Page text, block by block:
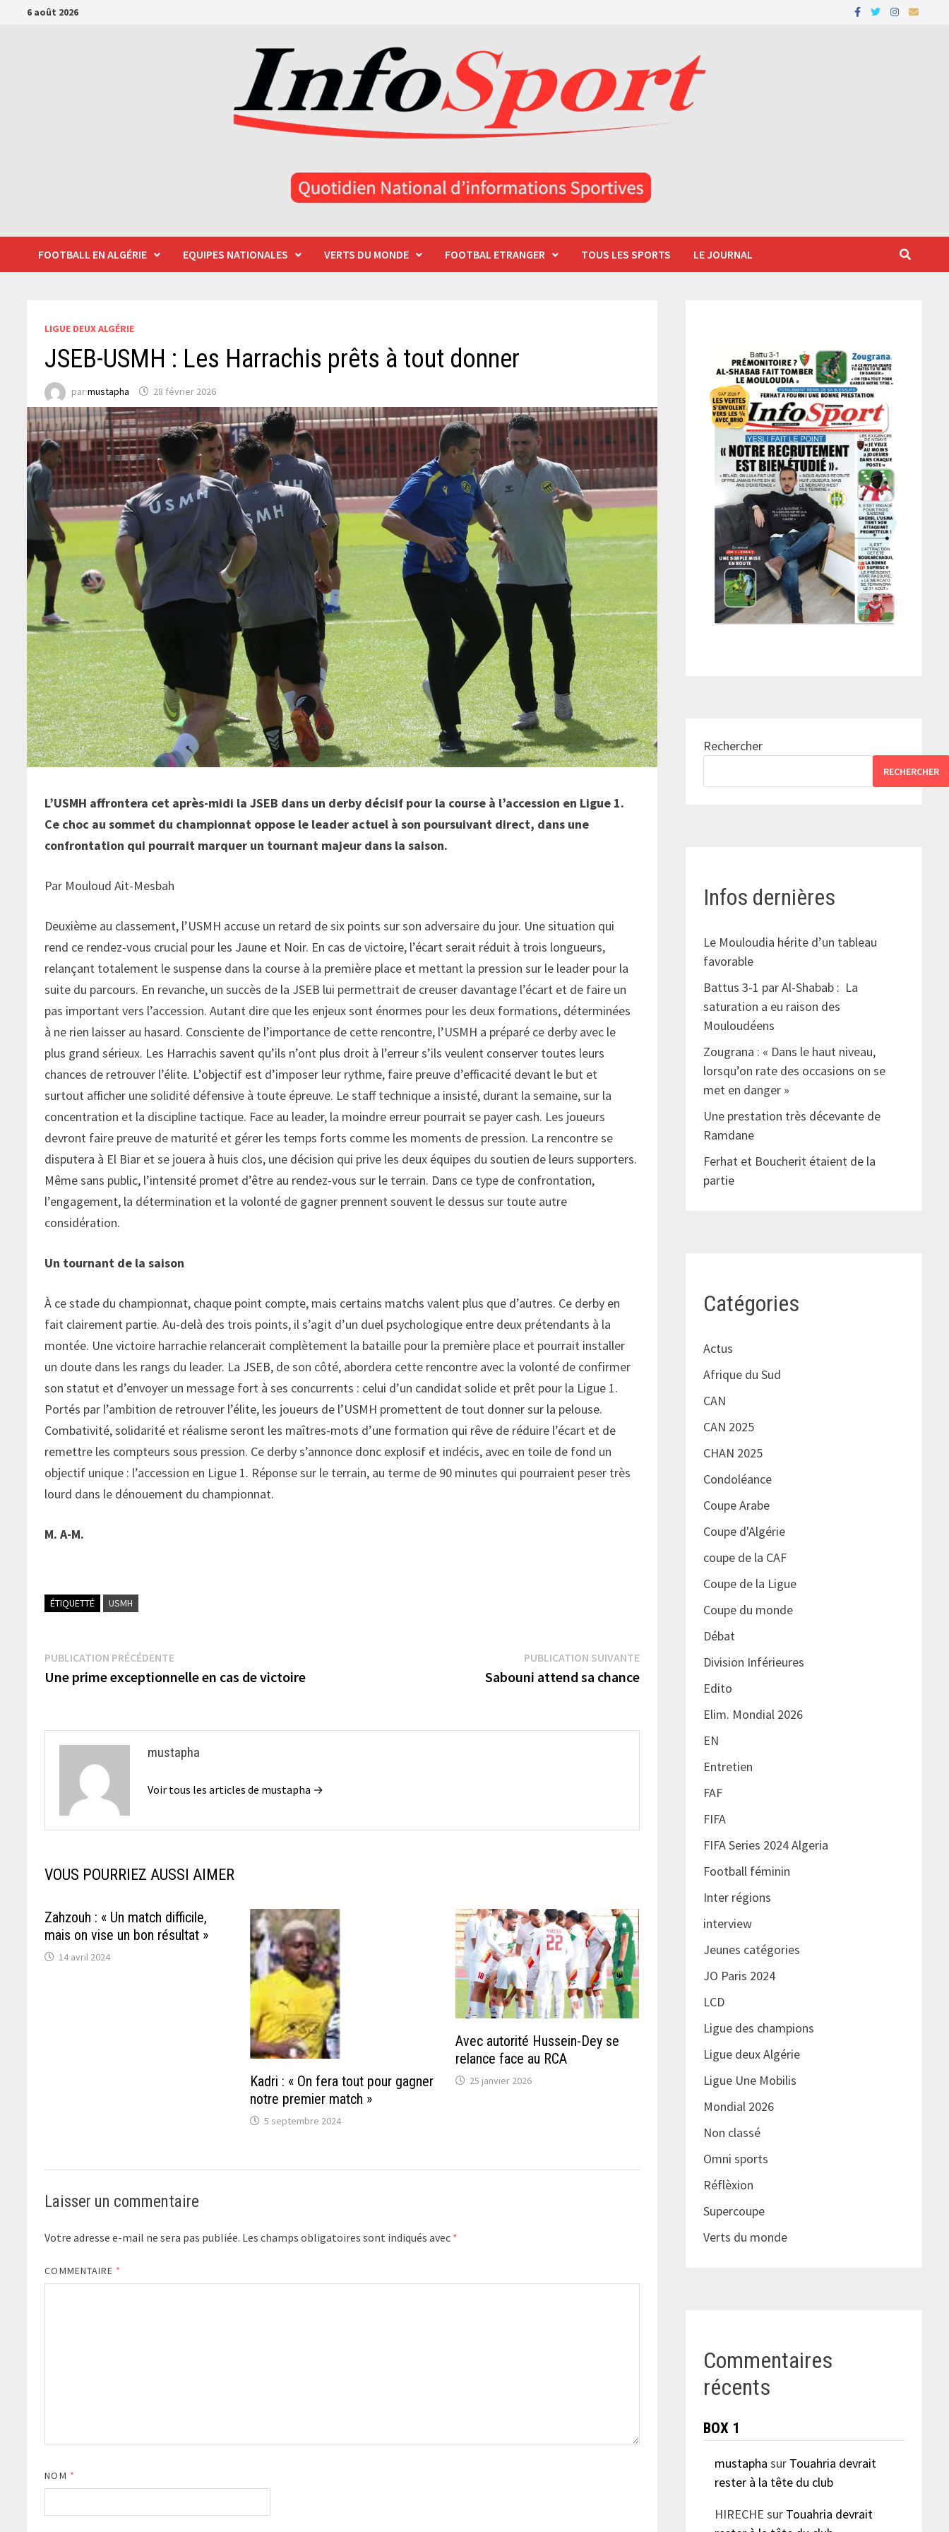
Passer6 août 2026
FOOTBALL EN ALGÉRIE EQUIPES NATIONALES VERTS DU MONDE FOOTBAL ETRANGER TOUS LES SPORTS LE JOURNAL
LIGUE DEUX ALGÉRIE
JSEB-USMH : Les Harrachis prêts à tout donner
parmustapha 28 février 2026
L’USMH affrontera cet après-midi la JSEB dans un derby décisif pour la course à l’accession en Ligue 1.
Ce choc au sommet du championnat oppose le leader actuel à son poursuivant direct, dans une
confrontation qui pourrait marquer un tournant majeur dans la saison.
Par Mouloud Ait-Mesbah
Deuxième au classement, l’USMH accuse un retard de six points sur son adversaire du jour. Une situation qui
rend ce rendez-vous crucial pour les Jaune et Noir. En cas de victoire, l’écart serait réduit à trois longueurs,
relançant totalement le suspense dans la course à la première place et mettant la pression sur le leader pour la
suite du parcours. En revanche, un succès de la JSEB lui permettrait de creuser davantage l’écart et de faire un
pas important vers l’accession. Autant dire que les enjeux sont énormes pour les deux formations, déterminées
à ne rien laisser au hasard. Consciente de l’importance de cette rencontre, l’USMH a préparé ce derby avec le
plus grand sérieux. Les Harrachis savent qu’ils n’ont plus droit à l’erreur s’ils veulent conserver toutes leurs
chances de retrouver l’élite. L’objectif est d’imposer leur rythme, faire preuve d’efficacité devant le but et
surtout afficher une solidité défensive à toute épreuve. Le staff technique a insisté, durant la semaine, sur la
concentration et la discipline tactique. Face au leader, la moindre erreur pourrait se payer cash. Les joueurs
devront faire preuve de maturité et gérer les temps forts comme les moments de pression. La rencontre se
disputera à El Biar et se jouera à huis clos, une décision qui prive les deux équipes du soutien de leurs supporters.
Même sans public, l’intensité promet d’être au rendez-vous sur le terrain. Dans ce type de confrontation,
l’engagement, la détermination et la volonté de gagner prennent souvent le dessus sur toute autre
considération.
Un tournant de la saison
À ce stade du championnat, chaque point compte, mais certains matchs valent plus que d’autres. Ce derby en
fait clairement partie. Au-delà des trois points, il s’agit d’un duel psychologique entre deux prétendants à la
montée. Une victoire harrachie relancerait complètement la bataille pour la première place et pourrait installer
un doute dans les rangs du leader. La JSEB, de son côté, abordera cette rencontre avec la volonté de confirmer
son statut et d’envoyer un message fort à ses concurrents : celui d’un candidat solide et prêt pour la Ligue 1.
Portés par l’ambition de retrouver l’élite, les joueurs de l’USMH promettent de tout donner sur la pelouse.
Combativité, solidarité et réalisme seront les maîtres-mots d’une formation qui rêve de réduire l’écart et de
remettre les compteurs sous pression. Ce derby s’annonce donc explosif et indécis, avec en toile de fond un
objectif unique : l’accession en Ligue 1. Réponse sur le terrain, au terme de 90 minutes qui pourraient peser très
lourd dans le dénouement du championnat.
M. A-M.
ÉTIQUETTÉ USMH
Navigation
de
PUBLICATION PRÉCÉDENTEPublication
précédente :
Une prime exceptionnelle en cas de victoire
PUBLICATION SUIVANTEPublication
suivante :
Sabouni attend sa chance
mustapha
Voir tous les articles de mustapha →
VOUS POURRIEZ AUSSI AIMER
Zahzouh : « Un match difficile,
mais on vise un bon résultat »
14 avril 2024
Kadri : « On fera tout pour gagner
notre premier match »
5 septembre 2024
Avec autorité Hussein-Dey se
relance face au RCA
25 janvier 2026
Laisser un commentaire
Votre adresse e-mail ne sera pas publiée. Les champs obligatoires sont indiqués avec *
COMMENTAIRE *
NOM *
Rechercher
RECHERCHER
Infos dernières
Le Mouloudia hérite d’un tableau
favorable
Battus 3-1 par Al-Shabab : La
saturation a eu raison des
Mouloudéens
Zougrana : « Dans le haut niveau,
lorsqu’on rate des occasions on se
met en danger »
Une prestation très décevante de
Ramdane
Ferhat et Boucherit étaient de la
partie
Catégories
Actus
Afrique du Sud
CAN
CAN 2025
CHAN 2025
Condoléance
Coupe Arabe
Coupe d'Algérie
coupe de la CAF
Coupe de la Ligue
Coupe du monde
Débat
Division Inférieures
Edito
Elim. Mondial 2026
EN
Entretien
FAF
FIFA
FIFA Series 2024 Algeria
Football féminin
Inter régions
interview
Jeunes catégories
JO Paris 2024
LCD
Ligue des champions
Ligue deux Algérie
Ligue Une Mobilis
Mondial 2026
Non classé
Omni sports
Réflèxion
Supercoupe
Verts du monde
Commentaires
récents
BOX 1
mustapha sur Touahria devrait
rester à la tête du club
HIRECHE sur Touahria devrait